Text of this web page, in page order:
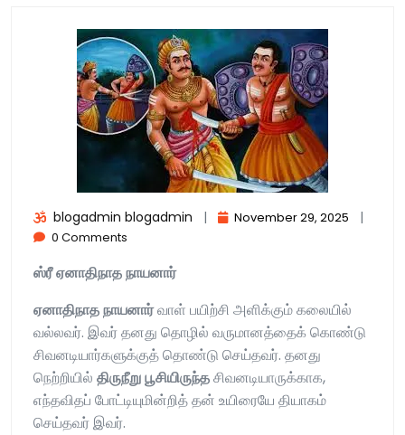
blogadmin blogadmin | November 29, 2025 |
0 Comments
ஸ்ரீஏனாதிநாதநாயனார்
ஏனாதிநாதநாயனார்வாள் பயிற்சி அளிக்கும் கலையில்
வல்லவர். இவர் தனது தொழில் வருமானத்தைக் கொண்டு
சிவனடியார்களுக்குத் தொண்டு செய்தவர். தனது
நெற்றியில் திருநீறுபூசியிருந்தசிவனடியாருக்காக,
எந்தவிதப் போட்டியுமின்றித் தன் உயிரையே தியாகம்
செய்தவர் இவர்.